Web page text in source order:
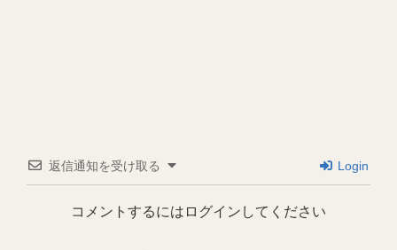
返信通知を受け取る Login
コメントするにはログインしてください